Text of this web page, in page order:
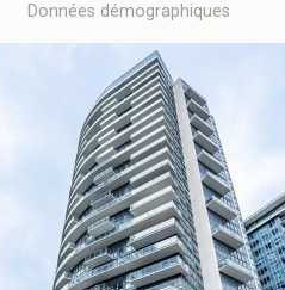
Données démographiques